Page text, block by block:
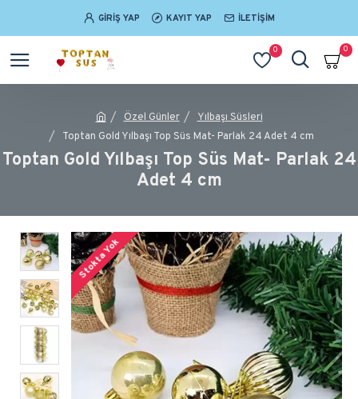
GIRIŞ YAP KAYIT YAP İLETIŞIM
0 0
Özel Günler
Yılbaşı Süsleri
Toptan Gold Yılbaşı Top Süs Mat- Parlak 24 Adet 4 cm
Toptan Gold Yılbaşı Top Süs Mat- Parlak 24
Adet 4 cm
Stokta Yok